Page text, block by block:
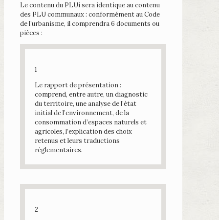
Le contenu du PLUi sera identique au contenu
des PLU communaux : conformément au Code
de l’urbanisme, il comprendra 6 documents ou
pièces :
1
Le rapport de présentation :
comprend, entre autre, un diagnostic
du territoire, une analyse de l’état
initial de l’environnement, de la
consommation d’espaces naturels et
agricoles, l’explication des choix
retenus et leurs traductions
réglementaires.
2